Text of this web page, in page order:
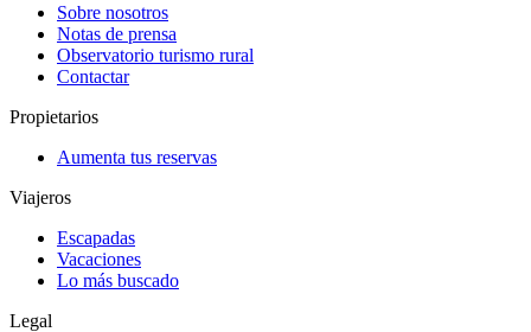
Sobre nosotros
Notas de prensa
Observatorio turismo rural
Contactar
Propietarios
Aumenta tus reservas
Viajeros
Escapadas
Vacaciones
Lo más buscado
Legal